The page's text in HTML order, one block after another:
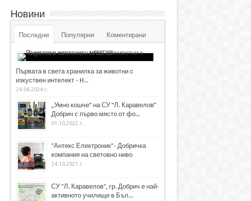
Новини
Последни Популярни Коментирани
Първата в света хранилка за животни с
изкуствен интелект - H...
24.04.2024 г.
„Умно кошче“ на СУ “Л. Каравелов”
Добрич с първо място от фо...
01.10.2022 г.
"Антекс Електроник"- Добричка
компания на световно ниво
24.10.2021 г.
СУ "Л. Каравелов", гр. Добрич е най-
активното училище в Бъл...